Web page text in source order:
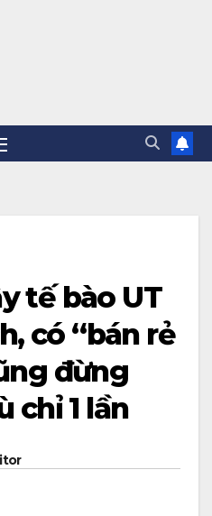
tế bào UT
có “bán rẻ
đừng
chỉ 1 lần